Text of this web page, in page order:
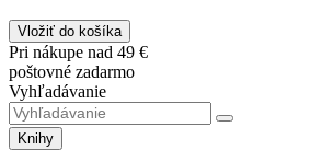
Vložiť do košíka
Pri nákupe nad 49 €
poštovné zadarmo
Vyhľadávanie
Knihy